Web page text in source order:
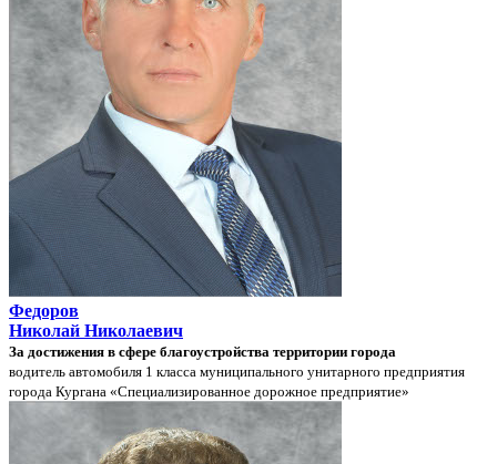
Федоров
Николай Николаевич
За достижения в сфере благоустройства территории города
водитель автомобиля 1 класса муниципального унитарного предприятия
города Кургана «Специализированное дорожное предприятие»